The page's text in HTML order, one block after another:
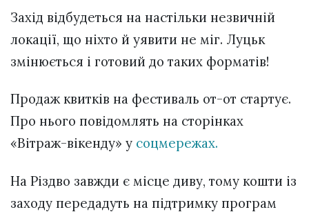
Захід відбудеться на настільки незвичній
локації, що ніхто й уявити не міг. Луцьк
змінюється і готовий до таких форматів!
Продаж квитків на фестиваль от-от стартує.
Про нього повідомлять на сторінках
«Вітраж-вікенду» у соцмережах.
На Різдво завжди є місце диву, тому кошти із
заходу передадуть на підтримку програм